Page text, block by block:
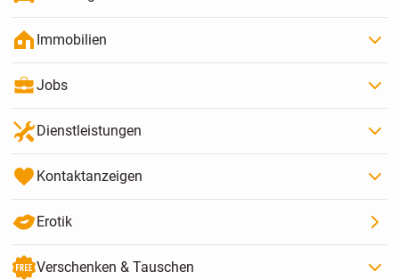
Immobilien
Jobs
Dienstleistungen
Kontaktanzeigen
Erotik
Verschenken & Tauschen